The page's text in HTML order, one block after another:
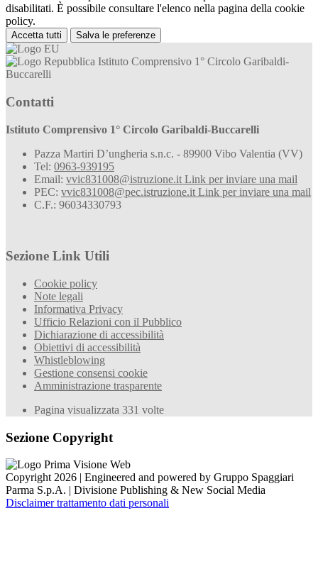
disabilitati. È possibile consultare l'elenco nella pagina della cookie
policy.
Accetta tutti Salva le preferenze
Istituto Comprensivo 1° Circolo Garibaldi-
Buccarelli
Contatti
Istituto Comprensivo 1° Circolo Garibaldi-Buccarelli
Pazza Martiri D’ungheria s.n.c. - 89900 Vibo Valentia (VV)
Tel: 0963-939195
Email: vvic831008@istruzione.it Link per inviare una mail
PEC: vvic831008@pec.istruzione.it Link per inviare una mail
C.F.: 96034330793
Sezione Link Utili
Cookie policy
Note legali
Informativa Privacy
Ufficio Relazioni con il Pubblico
Dichiarazione di accessibilità
Obiettivi di accessibilità
Whistleblowing
Gestione consensi cookie
Amministrazione trasparente
Pagina visualizzata 331 volte
Sezione Copyright
Copyright 2026 | Engineered and powered by Gruppo Spaggiari
Parma S.p.A. | Divisione Publishing & New Social Media
Disclaimer trattamento dati personali